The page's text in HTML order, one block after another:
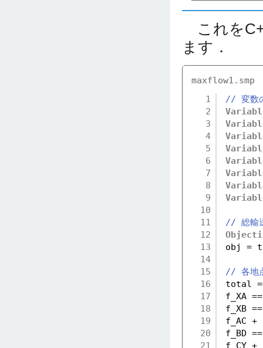
これを
ます．
maxflow1.smp
1
2
3
4
5
6
7
8
9
10
11
12
13
14
15
16
17
18
19
20
21
// 変数
// 総輸
obj =
// 各地
total
f_XA
f_XB
f_AC +
f_BD
f_CY